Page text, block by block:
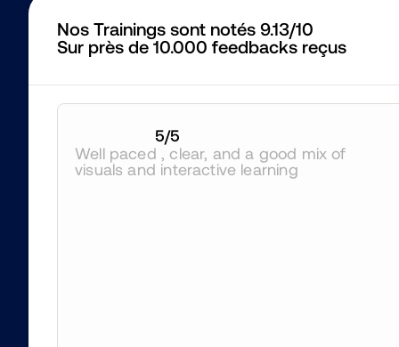
Nos Trainings sont notés 9.13/10
Sur près de 10.000 feedbacks reçus
5/5
Well paced , clear, and a good mix of
visuals and interactive learning